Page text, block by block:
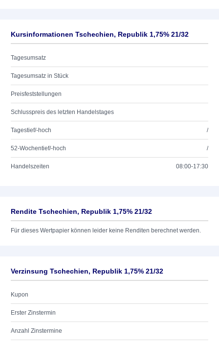
Kursinformationen Tschechien, Republik 1,75% 21/32
Tagesumsatz
Tagesumsatz in Stück
Preisfeststellungen
Schlusspreis des letzten Handelstages
Tagestief/-hoch /
52-Wochentief/-hoch /
Handelszeiten 08:00-17:30
Rendite Tschechien, Republik 1,75% 21/32
Für dieses Wertpapier können leider keine Renditen berechnet werden.
Verzinsung Tschechien, Republik 1,75% 21/32
Kupon
Erster Zinstermin
Anzahl Zinstermine